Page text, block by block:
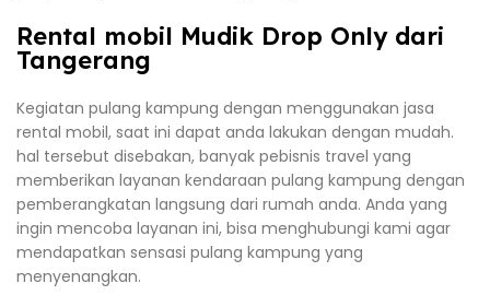
Rental mobil Mudik Drop Only dari
Tangerang
Kegiatan pulang kampung dengan menggunakan jasa
rental mobil, saat ini dapat anda lakukan dengan mudah.
hal tersebut disebakan, banyak pebisnis travel yang
memberikan layanan kendaraan pulang kampung dengan
pemberangkatan langsung dari rumah anda. Anda yang
ingin mencoba layanan ini, bisa menghubungi kami agar
mendapatkan sensasi pulang kampung yang
menyenangkan.